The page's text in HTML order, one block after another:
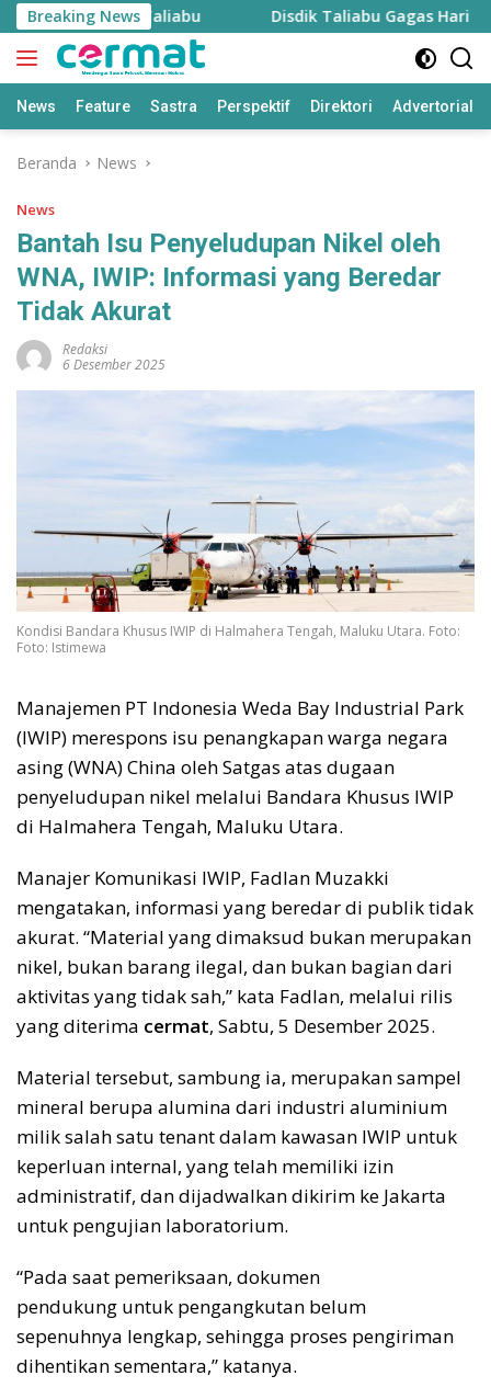
Langsung
ke
konten
Breaking News
Guru di Taliabu Disdik Taliabu Gagas Hari
News Feature Sastra Perspektif Direktori Advertorial
Beranda News
News
Bantah Isu Penyeludupan Nikel oleh
WNA, IWIP: Informasi yang Beredar
Tidak Akurat
Redaksi
6 Desember 2025
Kondisi Bandara Khusus IWIP di Halmahera Tengah, Maluku Utara. Foto:
Foto: Istimewa
Manajemen PT Indonesia Weda Bay Industrial Park
(IWIP) merespons isu penangkapan warga negara
asing (WNA) China oleh Satgas atas dugaan
penyeludupan nikel melalui Bandara Khusus IWIP
di Halmahera Tengah, Maluku Utara.
Manajer Komunikasi IWIP, Fadlan Muzakki
mengatakan, informasi yang beredar di publik tidak
akurat. “Material yang dimaksud bukan merupakan
nikel, bukan barang ilegal, dan bukan bagian dari
aktivitas yang tidak sah,” kata Fadlan, melalui rilis
yang diterima cermat, Sabtu, 5 Desember 2025.
Material tersebut, sambung ia, merupakan sampel
mineral berupa alumina dari industri aluminium
milik salah satu tenant dalam kawasan IWIP untuk
keperluan internal, yang telah memiliki izin
administratif, dan dijadwalkan dikirim ke Jakarta
untuk pengujian laboratorium.
“Pada saat pemeriksaan, dokumen
pendukung untuk pengangkutan belum
sepenuhnya lengkap, sehingga proses pengiriman
dihentikan sementara,” katanya.